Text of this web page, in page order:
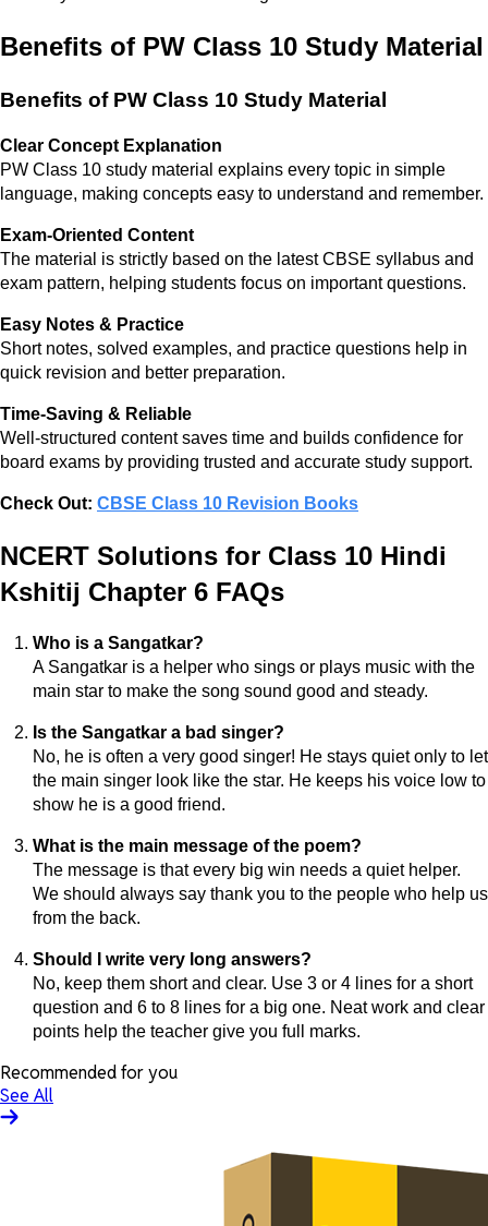
Benefits of PW Class 10 Study Material
Benefits of PW Class 10 Study Material
Clear Concept Explanation
PW Class 10 study material explains every topic in simple
language, making concepts easy to understand and remember.
Exam-Oriented Content
The material is strictly based on the latest CBSE syllabus and
exam pattern, helping students focus on important questions.
Easy Notes & Practice
Short notes, solved examples, and practice questions help in
quick revision and better preparation.
Time-Saving & Reliable
Well-structured content saves time and builds confidence for
board exams by providing trusted and accurate study support.
Check Out: CBSE Class 10 Revision Books
NCERT Solutions for Class 10 Hindi
Kshitij Chapter 6 FAQs
Who is a Sangatkar?
A Sangatkar is a helper who sings or plays music with the
main star to make the song sound good and steady.
Is the Sangatkar a bad singer?
No, he is often a very good singer! He stays quiet only to let
the main singer look like the star. He keeps his voice low to
show he is a good friend.
What is the main message of the poem?
The message is that every big win needs a quiet helper.
We should always say thank you to the people who help us
from the back.
Should I write very long answers?
No, keep them short and clear. Use 3 or 4 lines for a short
question and 6 to 8 lines for a big one. Neat work and clear
points help the teacher give you full marks.
Recommended for you
See All